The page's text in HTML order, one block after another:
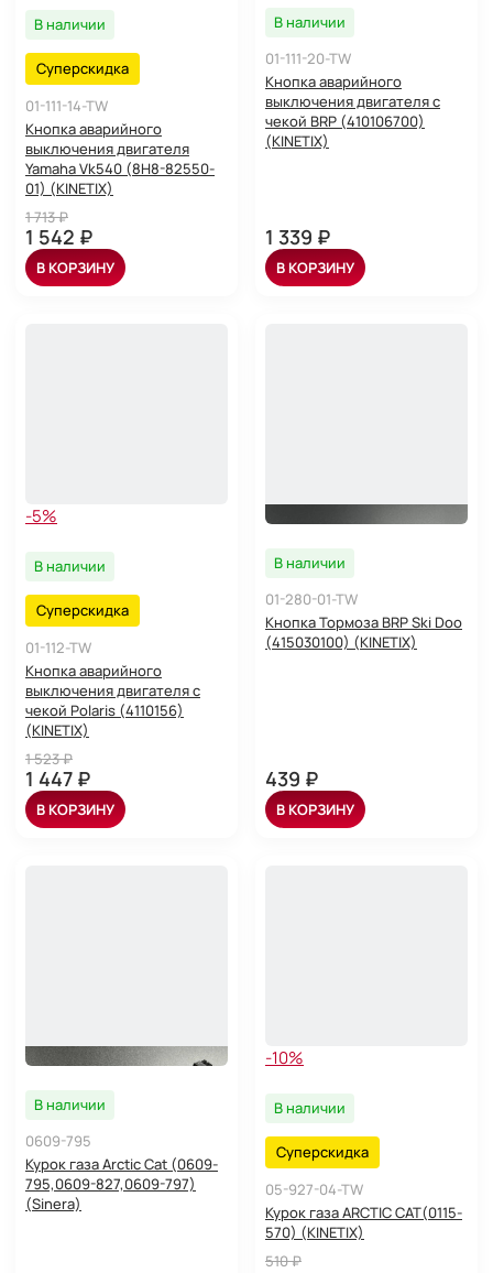
В наличии
Суперскидка
01-111-14-TW
Кнопка аварийного
выключения двигателя
Yamaha Vk540 (8H8-82550-
01) (KINETIX)
1 713 ₽
1 542 ₽
В КОРЗИНУ
В наличии
01-111-20-TW
Кнопка аварийного
выключения двигателя с
чекой BRP (410106700)
(KINETIX)
1 339 ₽
В КОРЗИНУ
-5%
В наличии
Суперскидка
01-112-TW
Кнопка аварийного
выключения двигателя с
чекой Polaris (4110156)
(KINETIX)
1 523 ₽
1 447 ₽
В КОРЗИНУ
В наличии
01-280-01-TW
Кнопка Тормоза BRP Ski Doo
(415030100) (KINETIX)
439 ₽
В КОРЗИНУ
В наличии
0609-795
Курок газа Arctic Cat (0609-
795,0609-827,0609-797)
(Sinera)
-10%
В наличии
Суперскидка
05-927-04-TW
Курок газа ARCTIC CAT(0115-
570) (KINETIX)
510 ₽